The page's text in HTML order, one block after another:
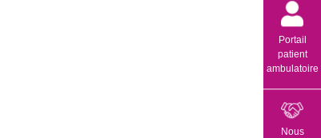
Portail
patient
ambulatoire
Nous